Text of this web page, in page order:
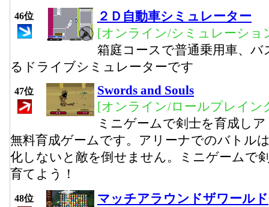
46位
２Ｄ自動車シミュレーター
[オンライン/シミュレーショ
箱庭コースで普通乗用車、
るドライブシミュレーターです
47位
Swords and Souls
[オンライン/ロールプレイン
ミニゲームで剣士を育成し
無料育成ゲームです。アリーナでのバトル
化しないと敵を倒せません。ミニゲームで
育てよう！
48位
マッチアラウンドザワールド